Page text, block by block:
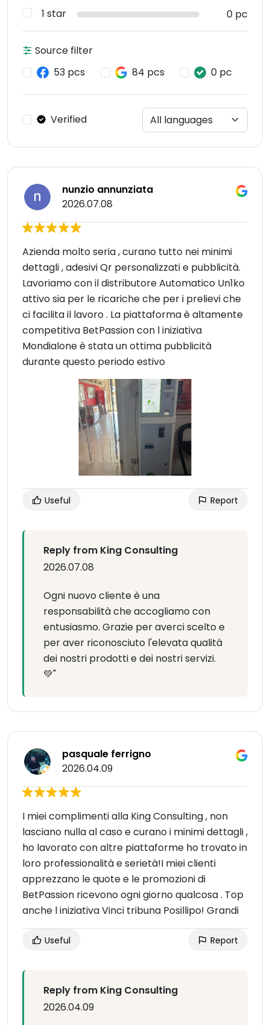
1 star
0 pc
Source filter
53 pcs
84 pcs 0 pc
Verified
nunzio annunziata
2026.07.08
Azienda molto seria , curano tutto nei minimi
dettagli , adesivi Qr personalizzati e pubblicità.
Lavoriamo con il distributore Automatico Un1ko
attivo sia per le ricariche che per i prelievi che
ci facilita il lavoro . La piattaforma è altamente
competitiva BetPassion con l iniziativa
Mondialone è stata un ottima pubblicità
durante questo periodo estivo
Useful Report
Reply from King Consulting
2026.07.08
Ogni nuovo cliente è una
responsabilità che accogliamo con
entusiasmo. Grazie per averci scelto e
per aver riconosciuto l'elevata qualità
dei nostri prodotti e dei nostri servizi.
💚"
pasquale ferrigno
2026.04.09
I miei complimenti alla King Consulting , non
lasciano nulla al caso e curano i minimi dettagli ,
ho lavorato con altre piattaforme ho trovato in
loro professionalità e serietà!I miei clienti
apprezzano le quote e le promozioni di
BetPassion ricevono ogni giorno qualcosa . Top
anche l iniziativa Vinci tribuna Posillipo! Grandi
Useful Report
Reply from King Consulting
2026.04.09